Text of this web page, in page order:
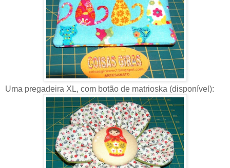
Uma pregadeira XL, com botão de matrioska (disponível):